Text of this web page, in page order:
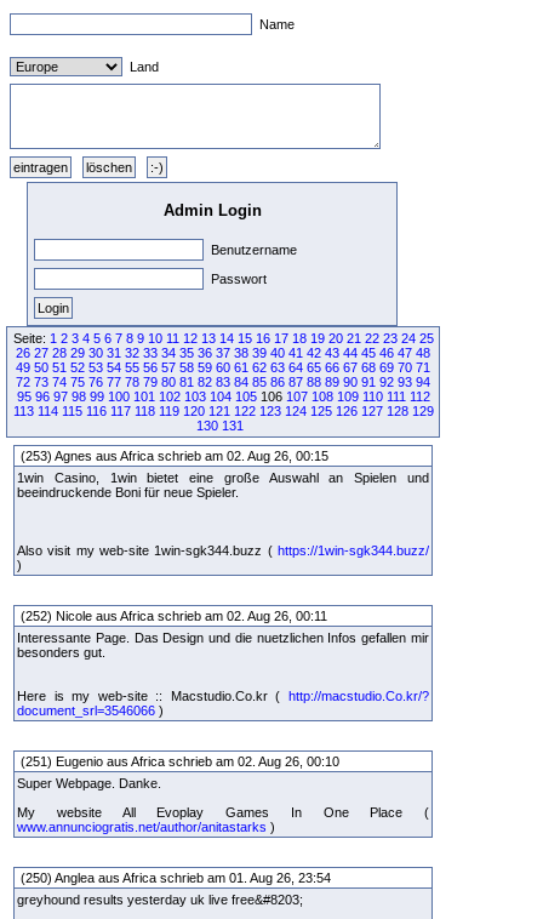
Name
Land
Admin Login
Benutzername
Passwort
Seite: 1 2 3 4 5 6 7 8 9 10 11 12 13 14 15 16 17 18 19 20 21 22 23 24 25
26 27 28 29 30 31 32 33 34 35 36 37 38 39 40 41 42 43 44 45 46 47 48
49 50 51 52 53 54 55 56 57 58 59 60 61 62 63 64 65 66 67 68 69 70 71
72 73 74 75 76 77 78 79 80 81 82 83 84 85 86 87 88 89 90 91 92 93 94
95 96 97 98 99 100 101 102 103 104 105106 107 108 109 110 111 112
113 114 115 116 117 118 119 120 121 122 123 124 125 126 127 128 129
130 131
(253) Agnes aus Africa schrieb am 02. Aug 26, 00:15
1win Casino, 1win bietet eine große Auswahl an Spielen und
beeindruckende Boni für neue Spieler.
Also visit my web-site 1win-sgk344.buzz ( https://1win-sgk344.buzz/
)
(252) Nicole aus Africa schrieb am 02. Aug 26, 00:11
Interessante Page. Das Design und die nuetzlichen Infos gefallen mir
besonders gut.
Here is my web-site :: Macstudio.Co.kr ( http://macstudio.Co.kr/?
document_srl=3546066 )
(251) Eugenio aus Africa schrieb am 02. Aug 26, 00:10
Super Webpage. Danke.
My website All Evoplay Games In One Place (
www.annunciogratis.net/author/anitastarks )
(250) Anglea aus Africa schrieb am 01. Aug 26, 23:54
greyhound results yesterday uk live free&#8203;